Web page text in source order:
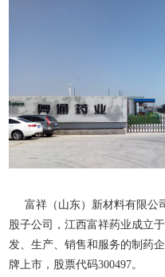
富祥（山东）新材料有限公
股子公司，江西富祥药业成立
发、生产、销售和服务的制药
牌上市，股票代码300497。